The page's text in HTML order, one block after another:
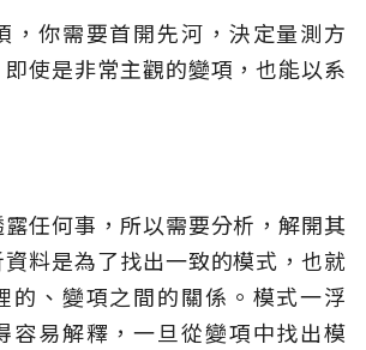
，你需要首開先河，決定量測方
使是非常主觀的變項，也能以系
任何事，所以需要分析，解開其
料是為了找出一致的模式，也就
的、變項之間的關係。模式一浮
容易解釋，一旦從變項中找出模